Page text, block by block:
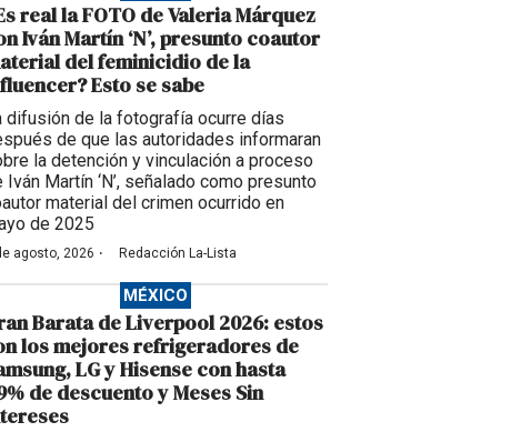
real la FOTO de Valeria Márquez
Iván Martín ‘N’, presunto coautor
del feminicidio de la
Esto se sabe
difusión de la fotografía ocurre días
de que las autoridades informaran
la detención y vinculación a proceso
Iván Martín ‘N’, señalado como presunto
material del crimen ocurrido en
de 2025
agosto, 2026 · Redacción La-Lista
MÉXICO
Barata de Liverpool 2026: estos
los mejores refrigeradores de
LG y Hisense con hasta
de descuento y Meses Sin